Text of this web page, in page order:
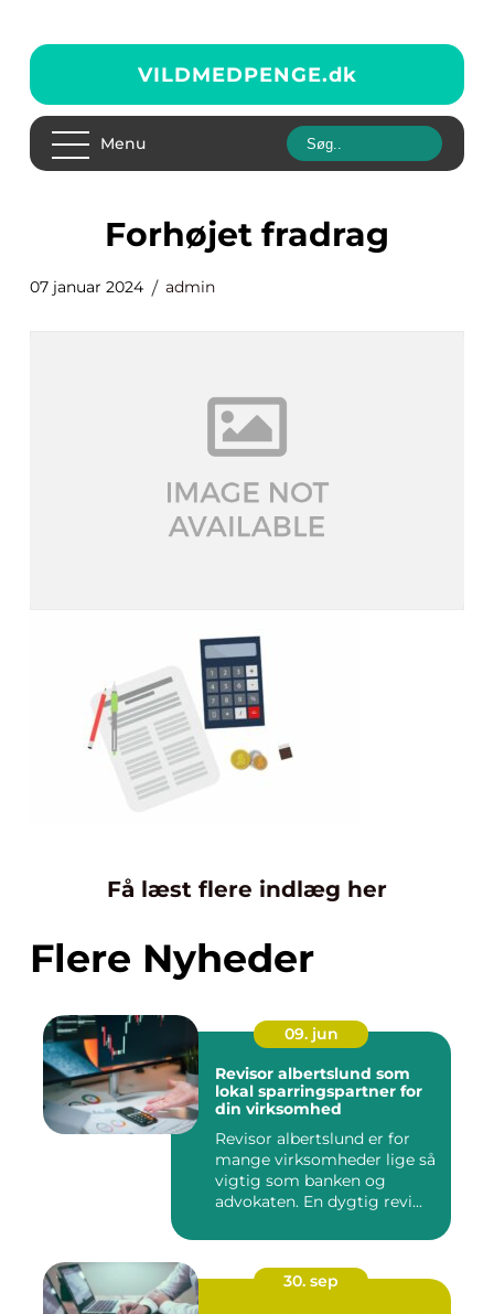
VILDMEDPENGE.dk
Menu
forhøjet fradrag
07 januar 2024 admin
Få læst flere indlæg her
Flere Nyheder
09. jun
Revisor albertslund som
lokal sparringspartner for
din virksomhed
Revisor albertslund er for
mange virksomheder lige så
vigtig som banken og
advokaten. En dygtig revi...
30. sep